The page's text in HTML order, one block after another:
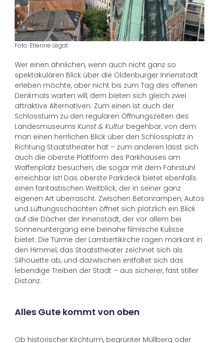
Foto: Etienne Légat
Wer einen ähnlichen, wenn auch nicht ganz so
spektakulären Blick über die Oldenburger Innenstadt
erleben möchte, aber nicht bis zum Tag des offenen
Denkmals warten will, dem bieten sich gleich zwei
attraktive Alternativen: Zum einen ist auch der
Schlossturm zu den regulären Öffnungszeiten des
Landesmuseums Kunst & Kulturbegehbar, von dem
man einen herrlichen Blick über den Schlossplatz in
Richtung Staatstheater hat – zum anderen lässt sich
auch die oberste Plattform des Parkhauses am
Waffenplatz besuchen, die sogar mit dem Fahrstuhl
erreichbar ist! Das oberste Parkdeck bietet ebenfalls
einen fantastischen Weitblick, der in seiner ganz
eigenen Art überrascht. Zwischen Betonrampen, Autos
und Lüftungsschächten öffnet sich plötzlich ein Blick
auf die Dächer der Innenstadt, der vor allem bei
Sonnenuntergang eine beinahe filmische Kulisse
bietet. Die Türme der Lambertikirche ragen markant in
den Himmel, das Staatstheater zeichnet sich als
Silhouette ab, und dazwischen entfaltet sich das
lebendige Treiben der Stadt – aus sicherer, fast stiller
Distanz.
Alles Gute kommt von oben
Ob historischer Kirchturm, begrünter Müllberg oder